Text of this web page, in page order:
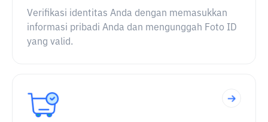
Verifikasi identitas Anda dengan memasukkan
informasi pribadi Anda dan mengunggah Foto ID
yang valid.